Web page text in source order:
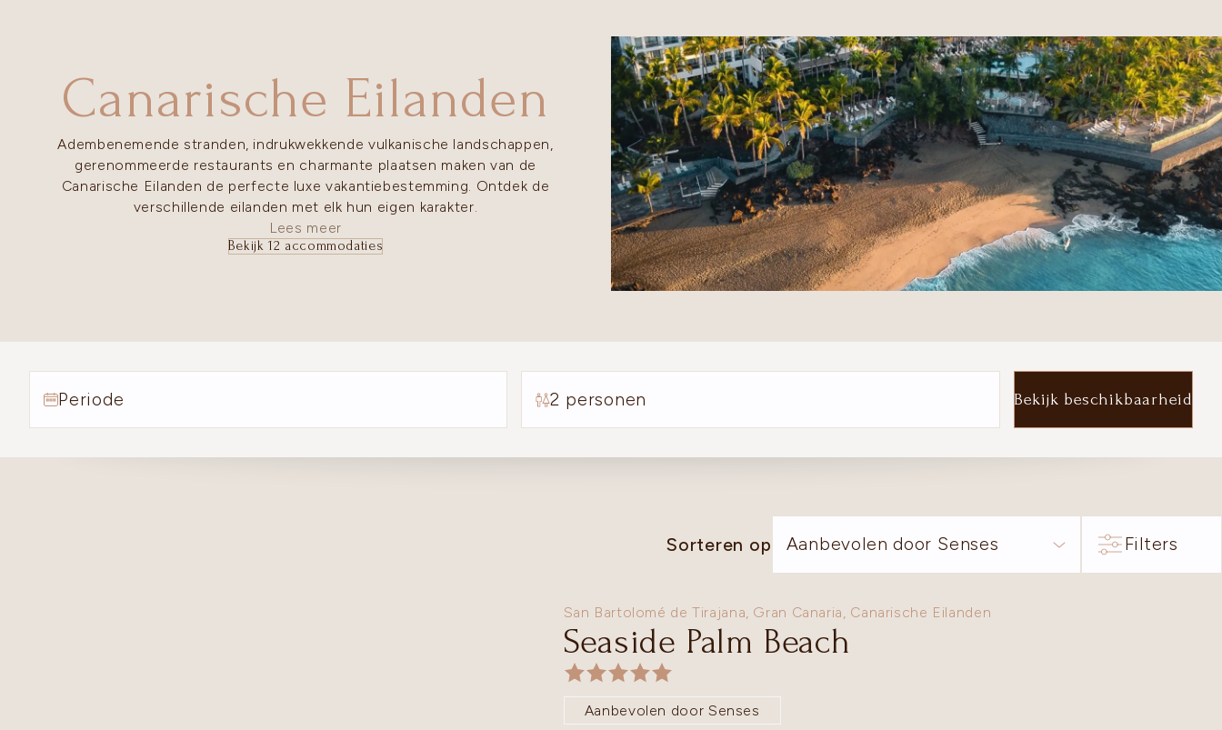
Canarische Eilanden
Adembenemende stranden, indrukwekkende vulkanische landschappen,
gerenommeerde restaurants en charmante plaatsen maken van de
Canarische Eilanden de perfecte luxe vakantiebestemming. Ontdek de
verschillende eilanden met elk hun eigen karakter.
Lees meer
Bekijk 12 accommodaties
Periode 2 personen Bekijk beschikbaarheid
Sorteren op Aanbevolen door Senses Filters
San Bartolomé de Tirajana, Gran Canaria, Canarische Eilanden
Seaside Palm Beach
Aanbevolen door Senses